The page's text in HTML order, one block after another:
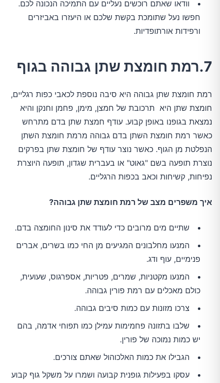
וודאו שאתם רוכשים נעליים עם התמיכה הנכונה לכם.
חפשו נעל שתומכת בקשת שלכם או היעזרו באביזרים
ורפידות אורתופדיות.
7.רמת חומצת שתן גבוהה בגוף
רמת חומצת שתן גבוהה היא סיבה נוספת לכאבי כפות רגליים,
חומצת שתן היא תרכובת של חמצן, מימן, פחמן וחנקן והיא
נמצאת בגופנו באופן קבוע. עודף חמצת שתן בדם מתרחש
כאשר רמת חומצת השתן בדם גבוהה מרמת חומצת השתן
הנפלטת מן הגוף. כאשר נוצר עודף של חומצת שתן בפרקים
נוצרת תופעה בשם "גאוט" או בעברית שגדון, תופעה היוצרת
נפיחות, קשיחות וכאב בכפות הרגליים.
איך משפרים מצב של רמת חומצת שתן גבוהה?
שתיים מים מרובים כדי לעודד את סינון החומצה בדם.
המנעו מחלבונים המגיעים מן החי כמו בשרים, אברים
פנימיים, עוף ודג.
המנעו מקטניות, שמרים, פטריות, אספרגוס, שעועית,
כולם מאכלים עם רמת פורין גבוהה.
צרכו מזונות עם כמות סיבים גבוהה.
שלבו בתזונה פחמימות עמילן כמו תפוחי אדמה, בהם
יש כמות נמוכה של פורין.
הגבילו את כמות האלכוהול שאתם צורכים.
עסקו בפעילות גופנית קבועה ושמרו על משקל גוף קבוע